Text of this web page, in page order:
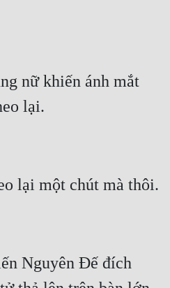
nữ khiến ánh mắt
lại.
lại một chút mà thôi.
Nguyên Đế đích